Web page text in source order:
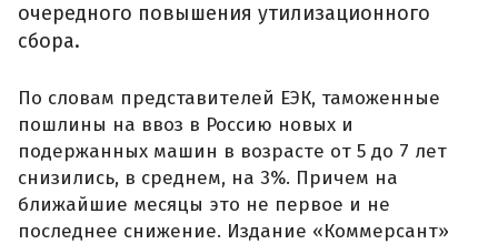
очередного повышения утилизационного
сбора.
По словам представителей ЕЭК, таможенные
пошлины на ввоз в Россию новых и
подержанных машин в возрасте от 5 до 7 лет
снизились, в среднем, на 3%. Причем на
ближайшие месяцы это не первое и не
последнее снижение. Издание «Коммерсант»